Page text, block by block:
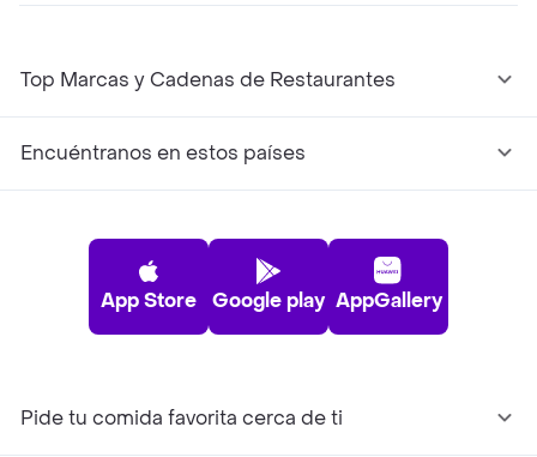
Top Marcas y Cadenas de Restaurantes
Encuéntranos en estos países
App Store Google play AppGallery
Pide tu comida favorita cerca de ti